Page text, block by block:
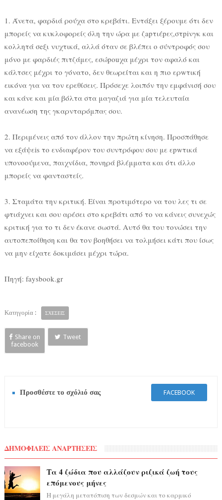
1. Άνετα, φαρδιά ρούχα στο κρεβάτι. Εντάξει ξέρουμε ότι δεν
μπορείς να κυκλοφορείς όλη την ώρα με ζapτιέpες,στpiνγκ και
κολλητά σeξι νυχτικά, αλλά όταν σε βλέπει ο σύντροφός σου
μόνο με φαρδιές πιτζάμες, εσώpouχα μέχρι τον αφαλό και
κάλτσες μέχρι το γόνατο, δεν θεωρείται και η πιο ερwτική
εικόνα για να τον ερεθίσεις. Πρόσεχε λοιπόν την εμφάνισή σου
και κάνε και μία βόλτα στα μαγαζιά για μία τελευταία
ανανέωση της γκαρνταρόμπας σου.
2. Περιμένεις από τον άλλον την πρώτη κίνηση. Προσπάθησε
να εξάψεis το ενδιαφέρον του συντρόφου σου με εpwτικά
υπονοούμενα, παιχνίδια, πονηρά βλέμματα και ότι άλλο
μπορείς να φανταστείς.
3. Σταμάτα την κριτική. Είναι προτιμότερο να του λες τι σε
φτιάχνει και σου αρέσει στο κρεβάτι από το να κάνεις συνεχώς
κριτική για το τι δεν έκανε σωστά. Αυτό θα του τονώσει την
αυτοπεποίθηση και θα τον βοηθήσει να τολμήσει κάτι που ίσως
να μην είχατε δοκιμάσει μέχρι τώρα.
Πηγή: faysbook.gr
Κατηγορία : ΣΧΕΣΕΙΣ
Share on
facebook
Tweet
Προσθέστε το σχόλιό σας FACEBOOK
ΔΗΜΟΦΙΛΕΙΣ ΑΝΑΡΤΗΣΕΙΣ
Τα 4 ζώδια που αλλάζουν ριζικά ζωή τους
επόμενους μήνες
Η μεγάλη μετατόπιση των δεσμών και το καρμικό